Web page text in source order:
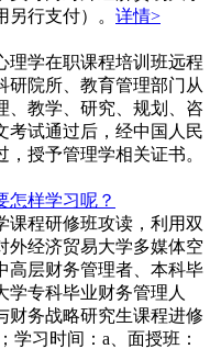
行支付）。 详情>
理学在职课程培训班远程
研院所、教育管理部门从
、教学、研究、规划、咨
考试通过后，经中国人民
授予管理学相关证书。
怎样学习呢？
课程研修班攻读，利用双
外经济贸易大学多媒体空
高层财务管理者、本科毕
学专科毕业财务管理人
财务战略研究生课程进修
学习时间：a、面授班：